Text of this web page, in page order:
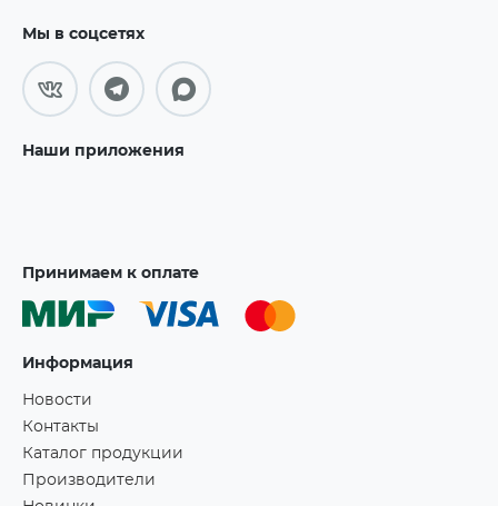
Мы в соцсетях
Наши приложения
Принимаем к оплате
Информация
Новости
Контакты
Каталог продукции
Производители